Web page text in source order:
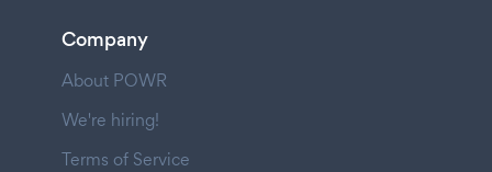
Company
About POWR
We're hiring!
Terms of Service